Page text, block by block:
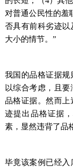
对普通公民性的羞
否具有前科劣迹
大小的情节。”
我国的品格证据
以综合考虑，且
品格证据。然而
迹提出品格证据
素，显然违背了品
毕竟该案例已经